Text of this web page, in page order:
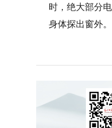
时，绝大部分
身体探出窗外